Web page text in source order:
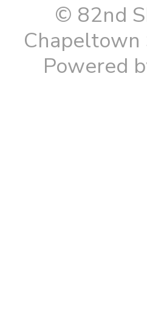
© 82nd
Chapeltown
Powered